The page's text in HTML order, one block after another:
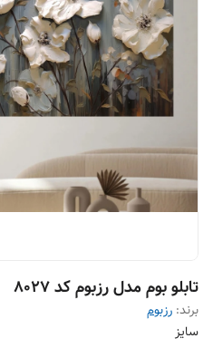
تابلو بوم مدل رزبوم کد 8027
برند: رزبوم
سایز